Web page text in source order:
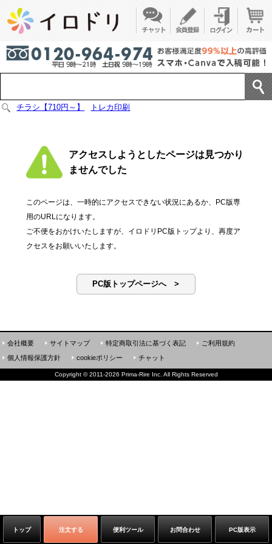
チラシ【710円～】 トレカ印刷
アクセスしようとしたページは見つかり
ませんでした
このページは、一時的にアクセスできない状況にあるか、PC版専
用のURLになります。
ご不便をおかけいたしますが、イロドリPC版トップより、再度ア
クセスをお願いいたします。
PC版トップページへ >
トップ 注文する 便利ツール お問合わせ PC版表示
会社概要 サイトマップ 特定商取引法に基づく表記
ご利用規約
個人情報保護方針
cookieポリシー チャット
Copyright ©2011-2026 Prima-Rire Inc. All Rights Reserved